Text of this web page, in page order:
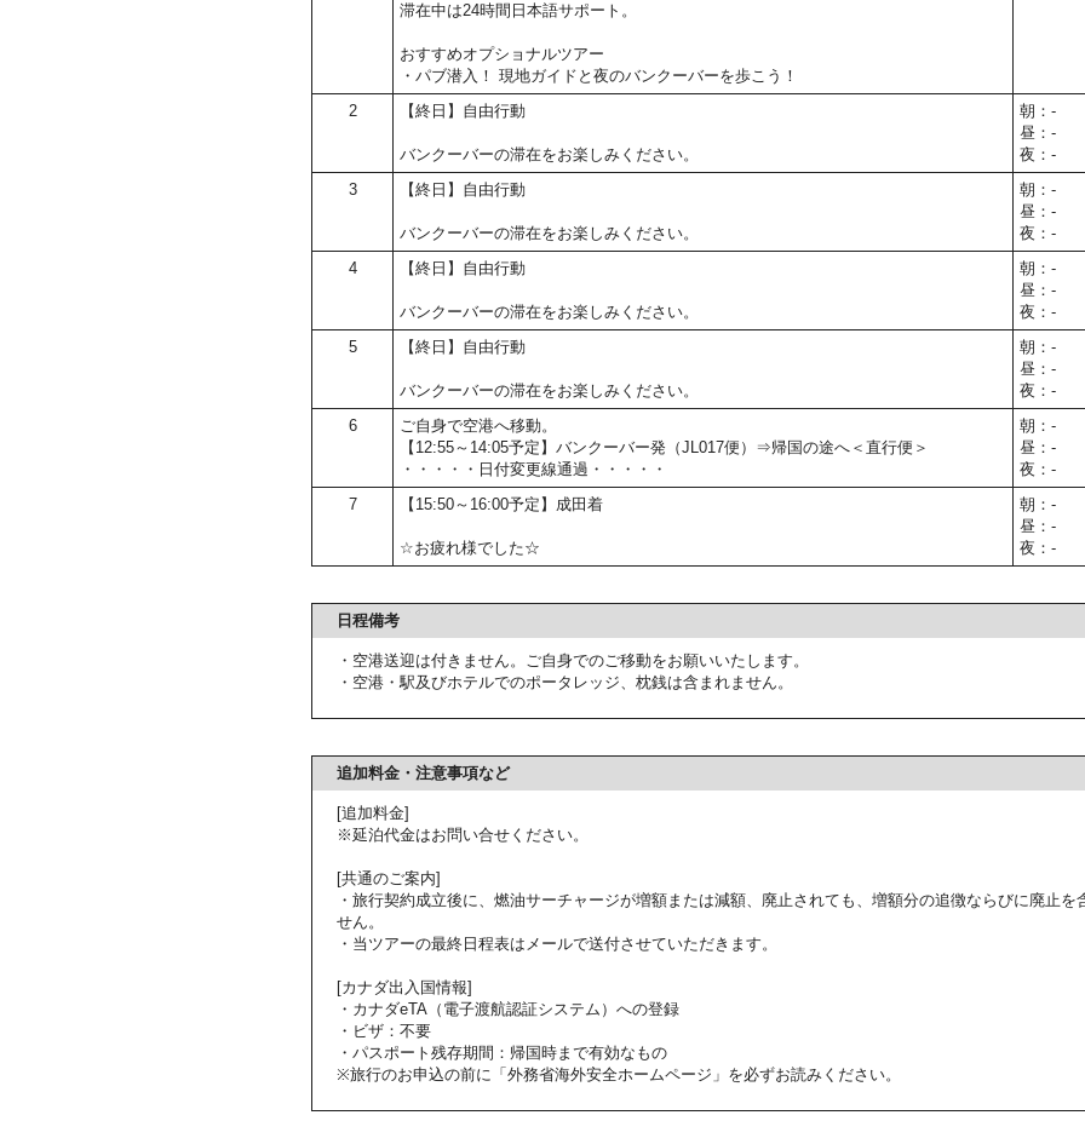
滞在中は24時間日本語サポート。
おすすめオプショナルツアー
・パブ潜入！ 現地ガイドと夜のバンクーバーを歩こう！
2 【終日】自由行動
バンクーバーの滞在をお楽しみください。
朝：-
昼：-
夜：-
3
【終日】自由行動
バンクーバーの滞在をお楽しみください。
朝：-
昼：-
夜：-
4
【終日】自由行動
バンクーバーの滞在をお楽しみください。
朝：-
昼：-
夜：-
5
【終日】自由行動
バンクーバーの滞在をお楽しみください。
朝：-
昼：-
夜：-
6
ご自身で空港へ移動。
【12:55～14:05予定】バンクーバー発（JL017便）⇒帰国の途へ＜直行便＞
・・・・・日付変更線通過・・・・・
朝：-
昼：-
夜：-
7 【15:50～16:00予定】成田着
☆お疲れ様でした☆
朝：-
昼：-
夜：-
日程備考
・空港送迎は付きません。ご自身でのご移動をお願いいたします。
・空港・駅及びホテルでのポータレッジ、枕銭は含まれません。
追加料金・注意事項など
[追加料金]
※延泊代金はお問い合せください。
[共通のご案内]
・旅行契約成立後に、燃油サーチャージが増額または減額、廃止されても、増額分の追徴ならびに廃止を
せん。
・当ツアーの最終日程表はメールで送付させていただきます。
[カナダ出入国情報]
・カナダeTA（電子渡航認証システム）への登録
・ビザ：不要
・パスポート残存期間：帰国時まで有効なもの
※旅行のお申込の前に「外務省海外安全ホームページ」を必ずお読みください。